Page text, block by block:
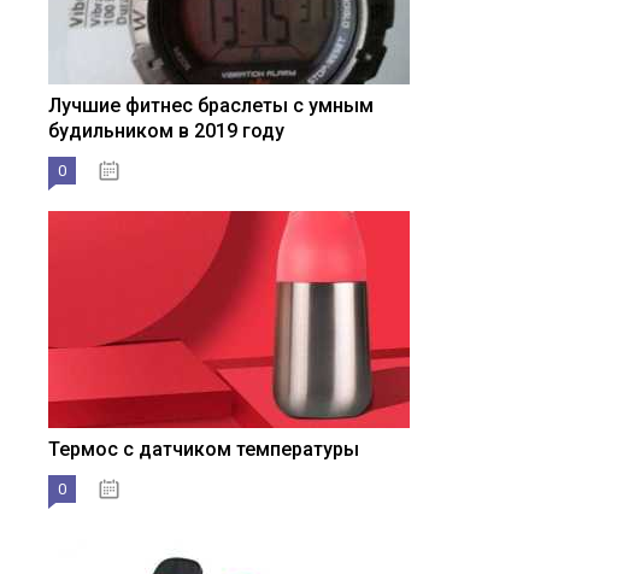
Лучшие фитнес браслеты с умным
будильником в 2019 году
0
Термос с датчиком температуры
0